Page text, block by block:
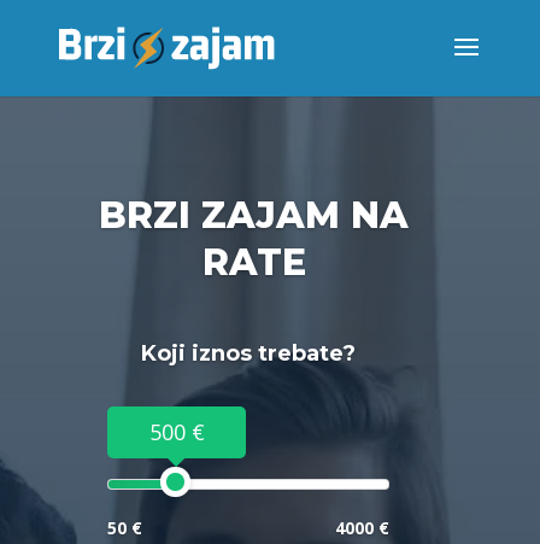
BRZI ZAJAM NA
RATE
Koji iznos trebate?
500 €
50 € 4000 €